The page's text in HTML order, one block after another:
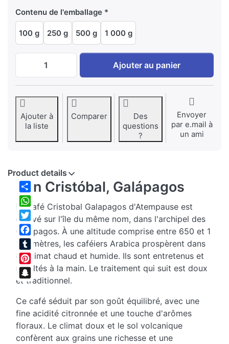
Contenu de l'emballage
100 g 250 g 500 g 1 000 g
Équateur, San Cristóbal, Galápagos à
Ajouter au panier
Ajouter à
la liste
Comparer
Des
questions
?
Envoyer
par e.mail à
un ami
Share
WhatsApp
Twitter
Facebook
Tumblr
Pinterest
Snapchat
Product details
San Cristóbal, Galápagos
Le café Cristobal Galapagos d'Atempause est
cultivé sur l'île du même nom, dans l'archipel des
Galápagos. À une altitude comprise entre 650 et 1
100 mètres, les caféiers Arabica prospèrent dans
ce climat chaud et humide. Ils sont entretenus et
récoltés à la main. Le traitement qui suit est doux
et traditionnel.
Ce café séduit par son goût équilibré, avec une
fine acidité citronnée et une touche d'arômes
floraux. Le climat doux et le sol volcanique
confèrent aux grains une richesse et une